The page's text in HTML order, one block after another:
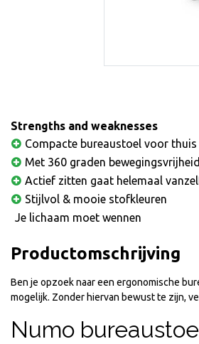
Strengths and weaknesses
Compacte bureaustoel voor thuis
Met 360 graden bewegingsvrijheid
Actief zitten gaat helemaal
Stijlvol & mooie stofkleuren
Je lichaam moet wennen
Productomschrijving
Ben je opzoek naar een ergonomische
mogelijk. Zonder hiervan bewust te zijn,
Numo